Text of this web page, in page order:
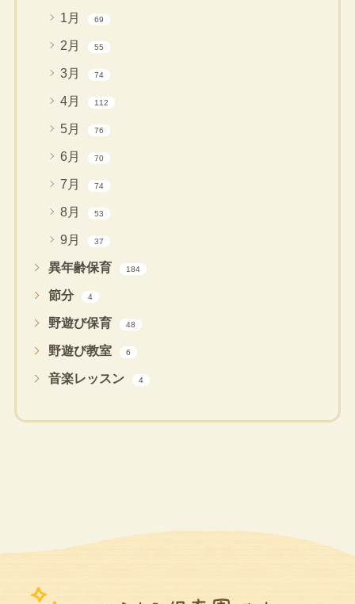
1月 69
2月 55
3月 74
4月 112
5月 76
6月 70
7月 74
8月 53
9月 37
異年齢保育 184
節分 4
野遊び保育 48
野遊び教室 6
音楽レッスン 4